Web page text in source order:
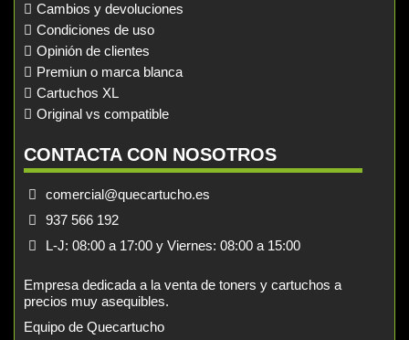
Cambios y devoluciones
Condiciones de uso
Opinión de clientes
Premiun o marca blanca
Cartuchos XL
Original vs compatible
CONTACTA CON NOSOTROS
comercial@quecartucho.es
937 566 192
L-J: 08:00 a 17:00 y Viernes: 08:00 a 15:00
Empresa dedicada a la venta de toners y cartuchos a
precios muy asequibles.
Equipo de Quecartucho